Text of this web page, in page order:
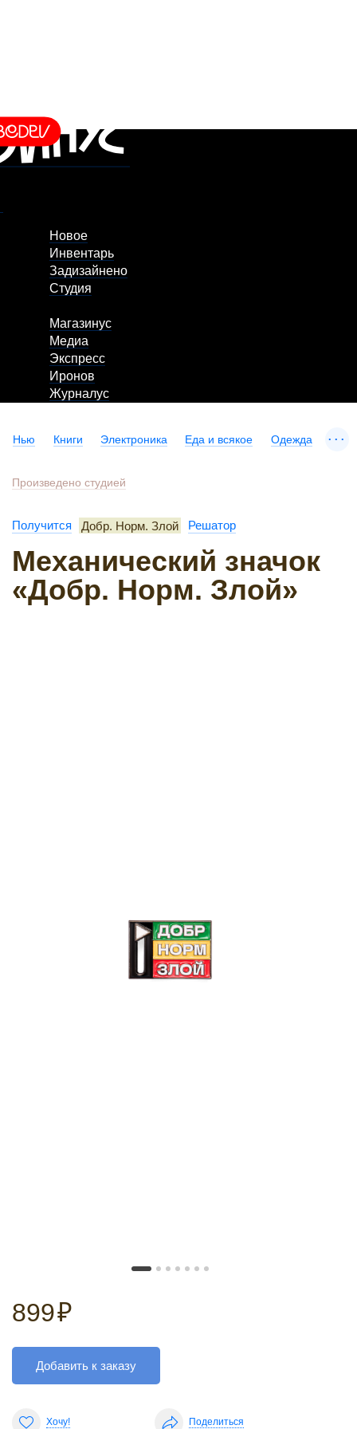
Новое
Инвентарь
Задизайнено
Студия
Магазинус
Медиа
Экспресс
Иронов
Журналус
Нью Книги Электроника Еда и всякое Одежда ...
Произведено студией
Получится Добр. Норм. Злой Решатор
Механический значок
«Добр. Норм. Злой»
899₽
Добавить к заказу
Хочу! Поделиться